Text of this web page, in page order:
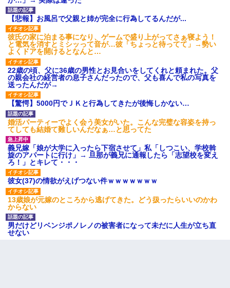
彼にプロポーズされたんだけど、実は資産家だと知って婚約破棄
した。B子「A男くんと別れたって本当？私が付き合ってもい
い？」
三年働いてたパートを突然クビになった。しかし元職場の主要取
引先のトップが母方の叔父だったので…
32歳ワイ、34歳の可愛い女と付き合うも現実を知ってしまい無事
死亡・・・
彼女(美人女医)にネックレスをプレゼント。「こんな安物を渡すく
らいなら、渡さないほうがマシだからね」→ ６０万したと話した
ら・・・
童貞俺、宅飲みした女友達2人を家に泊めた結果ｗｗｗｗｗｗ
裁判官「お互いに最後に言いたいことはありますか」バカ夫
「…」A「夫を一発殴らせてほしい」裁判官「どうぞ」
10年ほど前、息子がまだ年中だった時に離婚したんだけど、一昨
【悲報】お風呂で父親と姉が完全に行為してるんだが...
彼氏の家に泊まる事になり、ゲームで盛り上がってさぁ寝よう！
と電気を消すとミシッって音が…彼「ちょっと待ってて」→勢い
よくドアを開けるとなんと…
22歳の頃、父に36歳の男性とお見合いをしてくれと頼まれた。父
の親会社の経営者の息子さんだったので、父も喜んで私の写真を
送ったんだが→
【驚愕】5000円でＪＫと行為してきたが後悔しかない…
婚活パーティーでよく会う美女がいた。こんな完璧な容姿を持っ
てしても結婚て難しいんだなぁ…と思ってた
義兄嫁「娘が大学に入ったら下宿させて」私「しつこい、学校斡
旋のアパートに行け」→ 旦那が義兄に通報したら「志望校を変え
ろ！」とキレて・・・
彼女(37)の情欲がえげつない件ｗｗｗｗｗｗｗ
13歳娘が元嫁のところから逃げてきた。どう扱ったらいいのかわ
からない
男だけどリベンジポノレノの被害者になって未だに人生が立ち直
せない